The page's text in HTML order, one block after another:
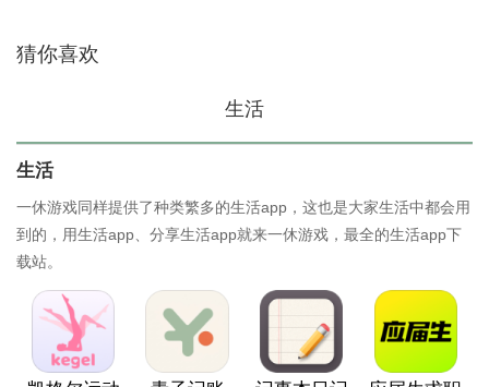
猜你喜欢
生活
生活
一休游戏同样提供了种类繁多的生活app，这也是大家生活中都会用
到的，用生活app、分享生活app就来一休游戏，最全的生活app下
载站。